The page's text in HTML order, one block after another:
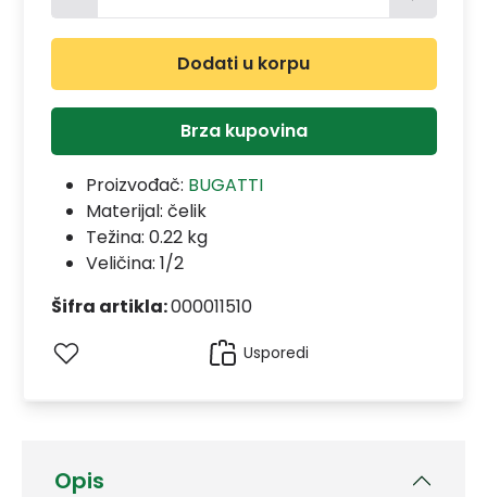
Opis
Dodati u korpu
Brza kupovina
Proizvođač: BUGATTI
Materijal: čelik
Težina: 0.22 kg
Veličina: 1/2
Šifra artikla:000011510
Usporedi